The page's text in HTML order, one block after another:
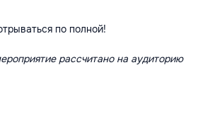
по полной!
рассчитано на аудиторию